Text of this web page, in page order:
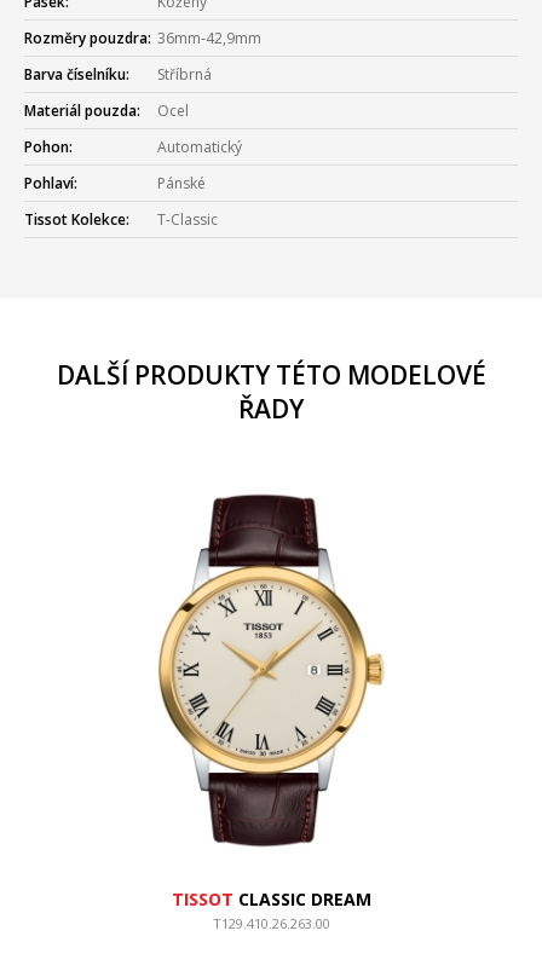
Rozměry pouzdra: 36mm-42,9mm
Barva číselníku:
Stříbrná
Materiál pouzda:
Ocel
Pohon:
Automatický
Pohlaví:
Pánské
Tissot Kolekce:
T-Classic
DALŠÍ PRODUKTY TÉTO MODELOVÉ
ŘADY
TISSOT CLASSIC DREAM
T129.410.26.263.00